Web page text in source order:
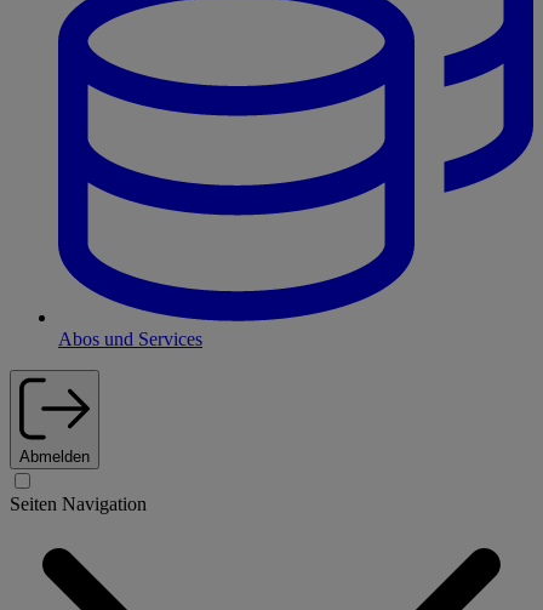
Abos und Services
Abmelden
Seiten Navigation